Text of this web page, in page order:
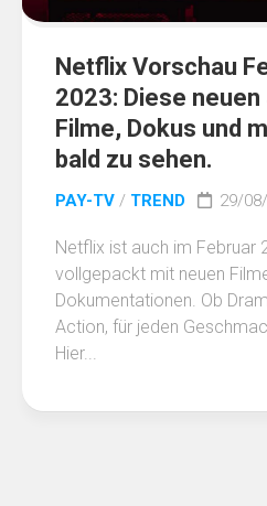
Netflix Vorschau
2023: Diese neuen
Filme, Dokus und
bald zu sehen.
PAY-TV / TREND 29/
Netflix ist auch im Februar
vollgepackt mit neuen
Dokumentationen. Ob
Action, für jeden
Hier...